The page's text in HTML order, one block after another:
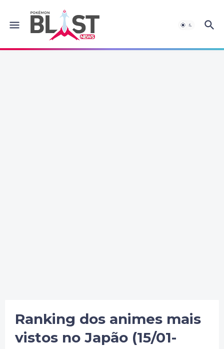
Ranking dos animes mais
vistos no Japão (15/01-